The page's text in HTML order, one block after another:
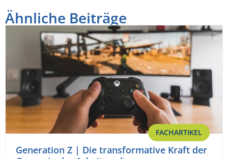
Ähnliche Beiträge
FACHARTIKEL
Generation Z | Die transformative Kraft der